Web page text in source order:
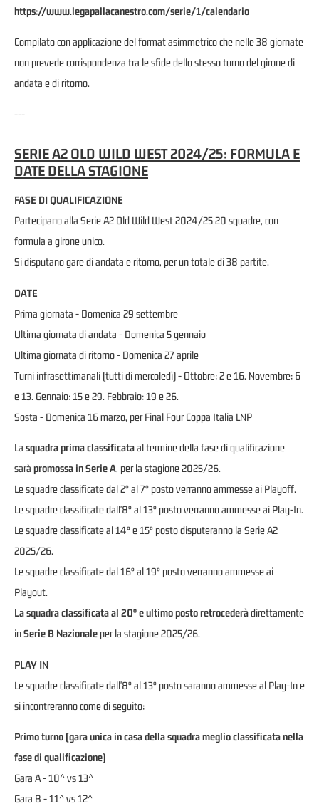
https://www.legapallacanestro.com/serie/1/calendario
Compilato con applicazione del format asimmetrico che nelle 38 giornate
non prevede corrispondenza tra le sfide dello stesso turno del girone di
andata e di ritorno.
---
SERIE A2 OLD WILD WEST 2024/25: FORMULA E
DATE DELLA STAGIONE
FASE DI QUALIFICAZIONE
Partecipano alla Serie A2 Old Wild West 2024/25 20 squadre, con
formula a girone unico.
Si disputano gare di andata e ritorno, per un totale di 38 partite.
DATE
Prima giornata - Domenica 29 settembre
Ultima giornata di andata - Domenica 5 gennaio
Ultima giornata di ritorno - Domenica 27 aprile
Turni infrasettimanali (tutti di mercoledì) - Ottobre: 2 e 16. Novembre: 6
e 13. Gennaio: 15 e 29. Febbraio: 19 e 26.
Sosta - Domenica 16 marzo, per Final Four Coppa Italia LNP
La squadra prima classificataal termine della fase di qualificazione
sarà promossa in Serie A, per la stagione 2025/26.
Le squadre classificate dal 2° al 7° posto verranno ammesse ai Playoff.
Le squadre classificate dall'8° al 13° posto verranno ammesse ai Play-In.
Le squadre classificate al 14° e 15° posto disputeranno la Serie A2
2025/26.
Le squadre classificate dal 16° al 19° posto verranno ammesse ai
Playout.
La squadra classificata al 20° e ultimo posto retrocederàdirettamente
inSerie B Nazionale per la stagione 2025/26.
PLAY IN
Le squadre classificate dall'8° al 13° posto saranno ammesse al Play-In e
si incontreranno come di seguito:
Primo turno (gara unica in casa della squadra meglio classificata nella
fase di qualificazione)
Gara A - 10^ vs 13^
Gara B - 11^ vs 12^